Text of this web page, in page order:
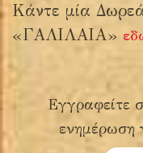
Κάντε μία
«ΓΑΛΙΛΑΙΑ»
Εγγραφείτε
ενημέρωση